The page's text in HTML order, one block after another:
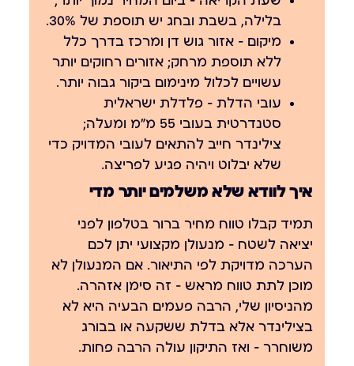
בלילה, בשבת ובחג יש תוספת של 30%.
מיקום — אזור גוש דן ומרכז בדרך כלל
ללא תוספת מרחק; אזורים רחוקים יותר
עשויים לכלול מינימום ביקור גבוה יותר.
עובי הדלת— פלדלת ישראלית
סטנדרטית בעובי 55 מ"מ ומעלה;
צילינדר חייב להתאים לעובי המדויק כדי
שלא יבלוט ויהיה פגיע לפריצה.
איך לוודא שלא משלמים יותר מדי
תמיד קבלו טווח מחיר ברור בטלפון לפני
יציאה לשטח — מנעולן מקצועי יתן לכם
הערכה מדויקת לפי התיאור. אם המנעולן לא
מוכן לתת טווח מראש — זה סימן אזהרה.
מהניסיון שלי, הרבה פעמים הבעיה היא לא
בצילינדר אלא בדלת ששקעה או בבורג
משוחרר — ואז התיקון עולה הרבה פחות.